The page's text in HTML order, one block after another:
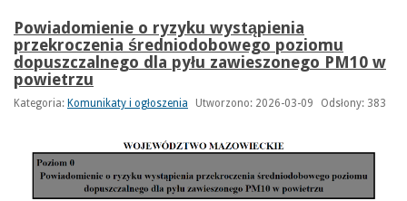
Powiadomienie o ryzyku wystąpienia
przekroczenia średniodobowego poziomu
dopuszczalnego dla pyłu zawieszonego PM10 w
powietrzu
Kategoria: Komunikaty i ogłoszenia Utworzono: 2026-03-09 Odsłony: 383